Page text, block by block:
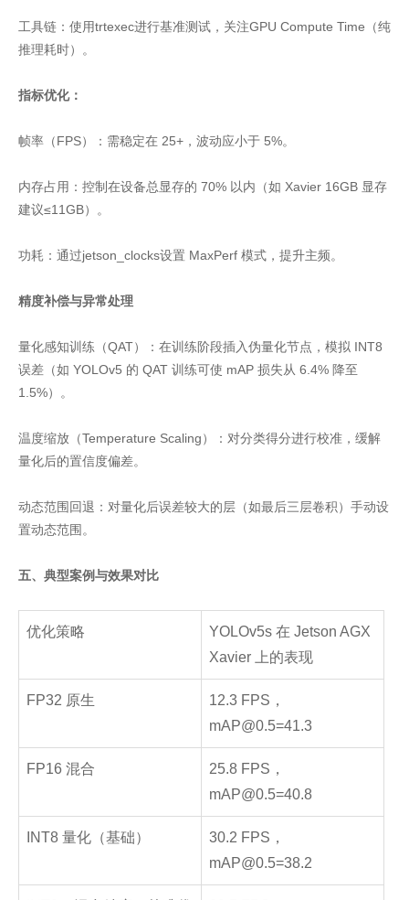
工具链：使用trtexec进行基准测试，关注GPU Compute Time（纯
推理耗时）。
指标优化：
帧率（FPS）：需稳定在 25+，波动应小于 5%。
内存占用：控制在设备总显存的 70% 以内（如 Xavier 16GB 显存
建议≤11GB）。
功耗：通过jetson_clocks设置 MaxPerf 模式，提升主频。
精度补偿与异常处理
量化感知训练（QAT）：在训练阶段插入伪量化节点，模拟 INT8
误差（如 YOLOv5 的 QAT 训练可使 mAP 损失从 6.4% 降至
1.5%）。
温度缩放（Temperature Scaling）：对分类得分进行校准，缓解
量化后的置信度偏差。
动态范围回退：对量化后误差较大的层（如最后三层卷积）手动设
置动态范围。
五、典型案例与效果对比
优化策略
YOLOv5s 在 Jetson AGX
Xavier 上的表现
FP32 原生
12.3 FPS，
mAP@0.5=41.3
FP16 混合
25.8 FPS，
mAP@0.5=40.8
INT8 量化（基础）
30.2 FPS，
mAP@0.5=38.2